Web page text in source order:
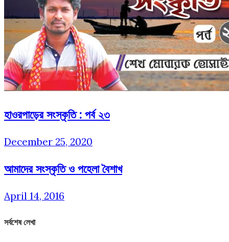
হাওরপাড়ের সংস্কৃতি : পর্ব ২৩
December 25, 2020
আমাদের সংস্কৃতি ও পহেলা বৈশাখ
April 14, 2016
সর্বশেষ লেখা